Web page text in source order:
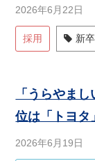
2026年6月22日
採用 新
「うらやま
位は「トヨタ
2026年6月19日